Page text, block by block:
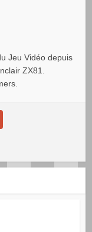
Jeu Vidéo depuis
ZX81.